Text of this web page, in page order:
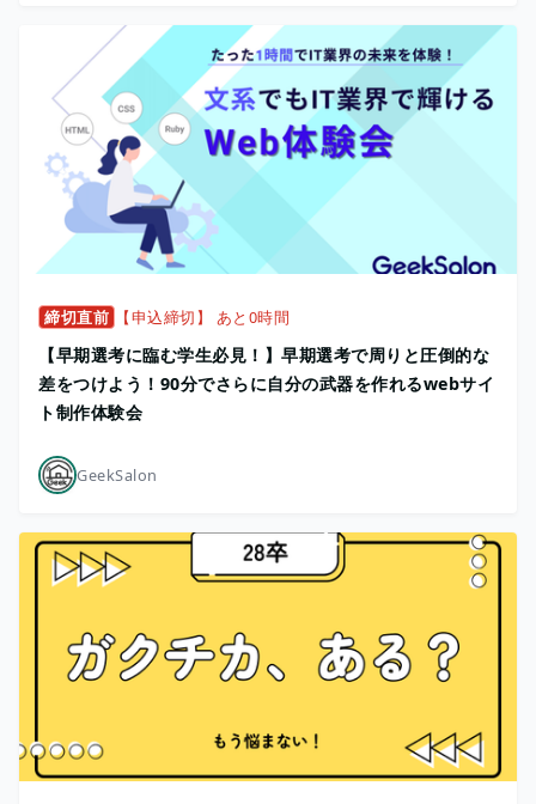
締切直前 【申込締切】 あと0時間
【早期選考に臨む学生必見！】早期選考で周りと圧倒的な
差をつけよう！90分でさらに自分の武器を作れるwebサイ
ト制作体験会
GeekSalon